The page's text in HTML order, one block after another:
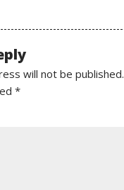
will not be published.
*